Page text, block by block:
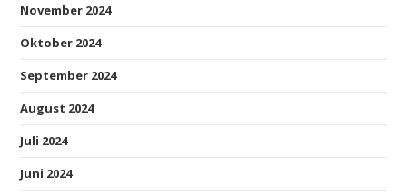
November 2024
Oktober 2024
September 2024
August 2024
Juli 2024
Juni 2024